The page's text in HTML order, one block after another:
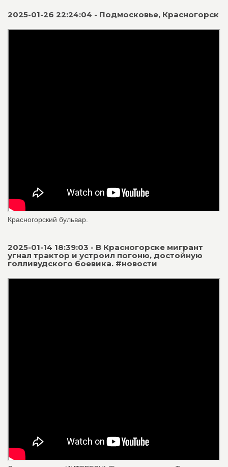
2025-01-26 22:24:04 - Подмосковье, Красногорск
Красногорский бульвар.
2025-01-14 18:39:03 - В Красногорске мигрант
угнал трактор и устроил погоню, достойную
голливудского боевика. #новости